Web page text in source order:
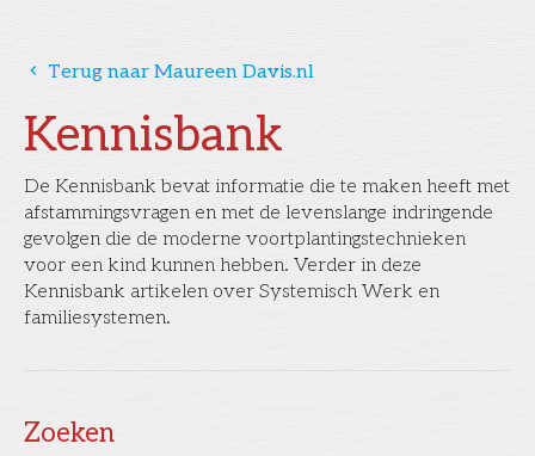
Kennisbank
De Kennisbank bevat informatie die te maken heeft met
afstammingsvragen en met de levenslange indringende
gevolgen die de moderne voortplantingstechnieken
voor een kind kunnen hebben. Verder in deze
Kennisbank artikelen over Systemisch Werk en
familiesystemen.
Zoeken
󰅁 Terug naar Maureen Davis.nl